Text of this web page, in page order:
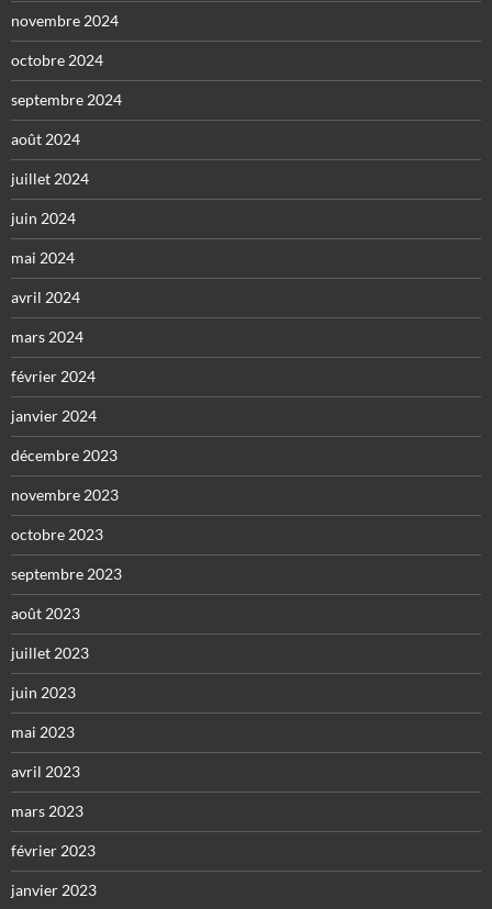
novembre 2024
octobre 2024
septembre 2024
août 2024
juillet 2024
juin 2024
mai 2024
avril 2024
mars 2024
février 2024
janvier 2024
décembre 2023
novembre 2023
octobre 2023
septembre 2023
août 2023
juillet 2023
juin 2023
mai 2023
avril 2023
mars 2023
février 2023
janvier 2023